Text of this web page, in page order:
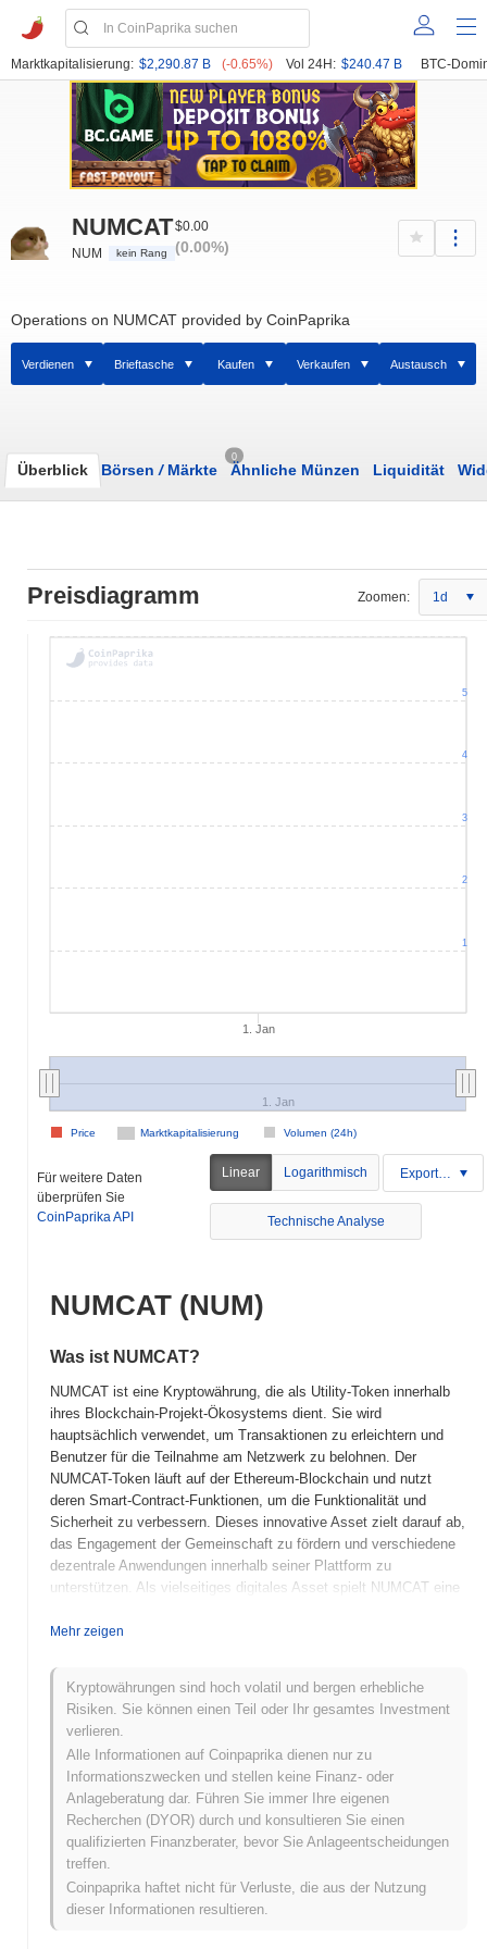
Marktkapitalisierung: $2,290.87 B (-0.65%) Vol 24H: $240.47 B BTC-
NUMCAT
NUM kein Rang
$0.00
(0.00%)
Operations on NUMCAT provided by CoinPaprika
Verdienen Brieftasche Kaufen Verkaufen Austausch
Überblick Börsen /Märkte
0
Ähnliche Münzen Liquidität
Preisdiagramm Zoomen: 1d
1. Jan
Marktkapitalisierung Volumen (24h)
Price
1. Jan
1
2
3
4
5
Für weitere Daten
überprüfen Sie
CoinPaprika API
Linear Logarithmisch Exportieren
Technische Analyse
NUMCAT (NUM)
Was ist NUMCAT?
NUMCAT ist eine Kryptowährung, die als Utility-Token innerhalb
ihres Blockchain-Projekt-Ökosystems dient. Sie wird
hauptsächlich verwendet, um Transaktionen zu erleichtern und
Benutzer für die Teilnahme am Netzwerk zu belohnen. Der
NUMCAT-Token läuft auf der Ethereum-Blockchain und nutzt
deren Smart-Contract-Funktionen, um die Funktionalität und
Sicherheit zu verbessern. Dieses innovative Asset zielt darauf ab,
das Engagement der Gemeinschaft zu fördern und verschiedene
dezentrale Anwendungen innerhalb seiner Plattform zu
unterstützen. Als vielseitiges digitales Asset spielt NUMCAT eine
NUMCAT wurde 2021 ins Leben gerufen, erstellt von einem Team
von Entwicklern, die leidenschaftlich daran interessiert sind, die
Welt der Kryptowährungen mit katzenbezogenen Sammlerstücken
zu verbinden. Das Projekt gewann an Fahrt durch seinen
einzigartigen Ansatz zu NFTs und dem Engagement der
Gemeinschaft und etablierte schnell eine engagierte
Benutzerbasis. NUMCAT wurde zunächst an mehreren
dezentralen Börsen gelistet, was zu seinem frühen Wachstum
und seiner Sichtbarkeit auf dem Kryptomarkt beitrug.
Was steht für NUMCAT an?
NUMCAT bereitet sich auf eine aufregende Phase mit den
Mehr zeigen
Kryptowährungen sind hoch volatil und bergen erhebliche
Risiken. Sie können einen Teil oder Ihr gesamtes Investment
verlieren.
Alle Informationen auf Coinpaprika dienen nur zu
Informationszwecken und stellen keine Finanz- oder
Anlageberatung dar. Führen Sie immer Ihre eigenen
Recherchen (DYOR) durch und konsultieren Sie einen
qualifizierten Finanzberater, bevor Sie Anlageentscheidungen
treffen.
Coinpaprika haftet nicht für Verluste, die aus der Nutzung
dieser Informationen resultieren.